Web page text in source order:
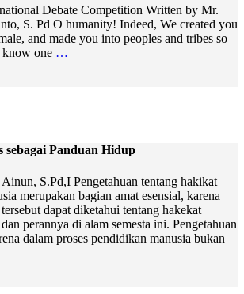
Debate Competition Written by Mr.
S. Pd O humanity! Indeed, We created you
and made you into peoples and tribes so
know one …
Panduan Hidup
S.Pd,I Pengetahuan tentang hakikat
merupakan bagian amat esensial, karena
dapat diketahui tentang hakekat
perannya di alam semesta ini. Pengetahuan
dalam proses pendidikan manusia bukan